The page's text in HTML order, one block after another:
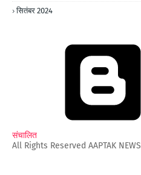
सितंबर 2024
संचालित
All Rights Reserved AAPTAK NEWS